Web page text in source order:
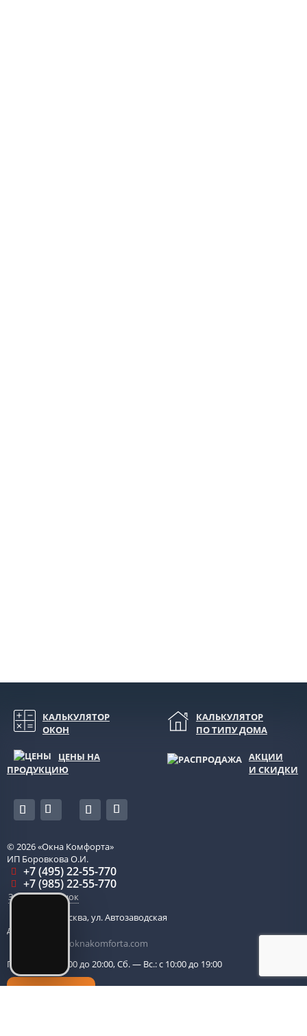
КАЛЬКУЛЯТОР
ОКОН
КАЛЬКУЛЯТОР
ПО ТИПУ ДОМА
ЦЕНЫ НА
ПРОДУКЦИЮ
АКЦИИ
И СКИДКИ
© 2026«Окна Комфорта»
ИП Боровкова О.И.
+7 (495) 22-55-770
+7 (985) 22-55-770
Заказать звонок
Москва,ул. Автозаводская
д. 14, оф. 203
centr-ofis@oknakomforta.com
Пн. — Пт.: с 10:00 до 20:00, Сб. — Вс.: с 10:00 до 19:00